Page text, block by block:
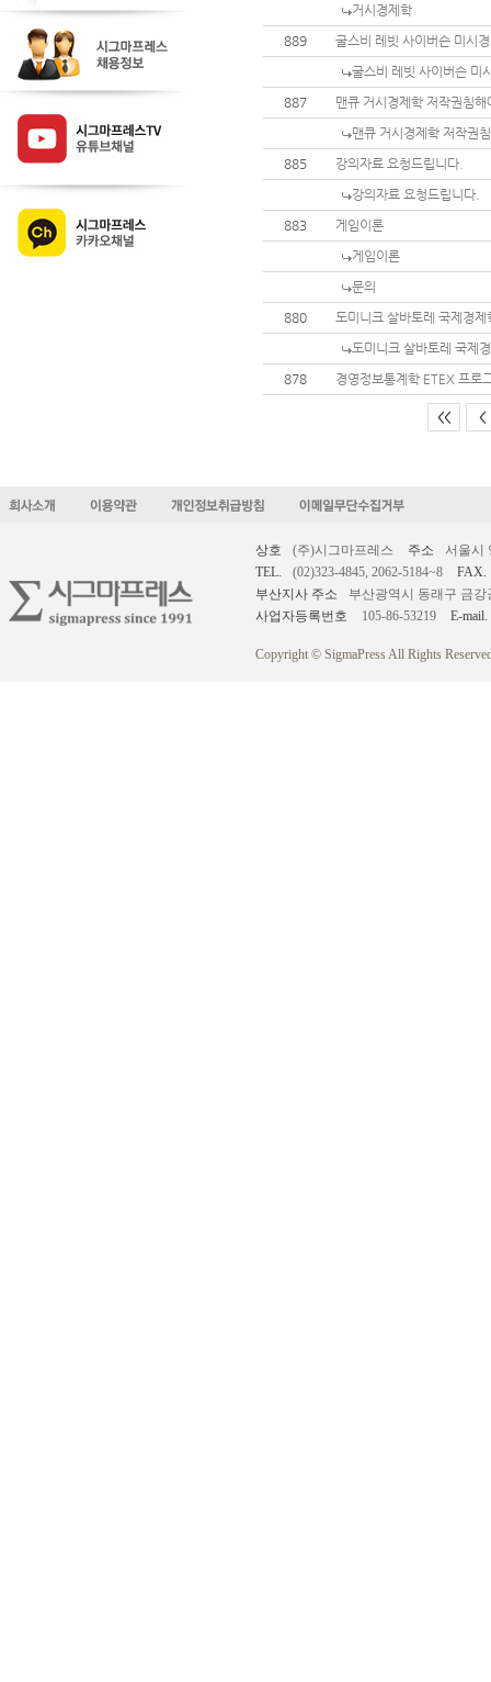
거시경제학
889
굴스비 레빗 사이버슨 미시
굴스비 레빗 사이버슨 미
887
맨큐 거시경제학 저작권침
맨큐 거시경제학 저작권
885
강의자료 요청드립니다.
강의자료 요청드립니다.
883
게임이론
게임이론
문의
880
도미니크 살바토레 국제경제
도미니크 살바토레 국제
878
경영정보통계학 ETEX 프로
<< <
상호 (주)시그마프레스 주소
서울시
TEL.
(02)323-4845, 2062-5184~8
FAX.
부산지사 주소
부산광역시 동래구 금강
사업자등록번호
105-86-53219 E-mail.
Copyright © SigmaPress All Rights